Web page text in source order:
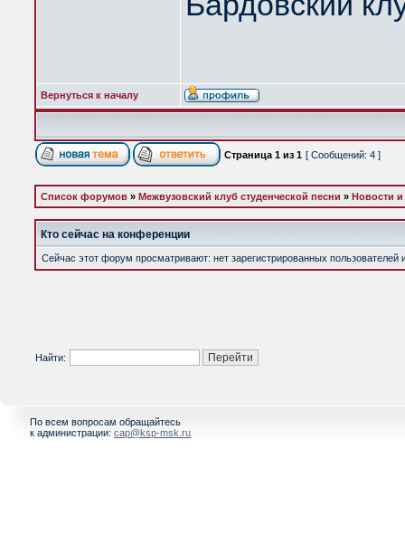
Вернуться к началу
Страница 1 из 1 [ Сообщений: 4 ]
Список форумов » Межвузовский клуб студенческой песни » Новости
Кто сейчас на конференции
Сейчас этот форум просматривают: нет зарегистрированных пользователей
Найти:
По всем вопросам обращайтесь
к администрации: cap@ksp-msk.ru